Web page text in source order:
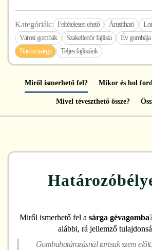
Kategóriák: Feltételesen ehető Árusítható
Városi gombák
Szakellenőr fajlista Év gombája
Narancssárga
Teljes fajlistánk
Miről ismerhető fel? Mikor és hol
Mivel téveszthető össze?
Miről ismerhető fel a sárga gévagomba
alábbi, rá jellemző
Gombahatározásnál tartsuk szem